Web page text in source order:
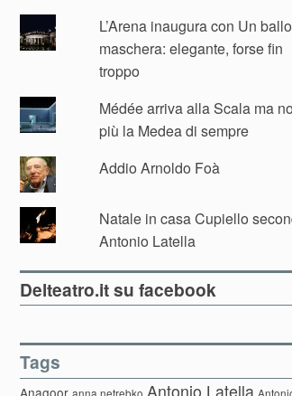
L’Arena inaugura con Un
maschera: elegante, forse fin
troppo
Médée arriva alla Scala ma
più la Medea di sempre
Addio Arnoldo Foà
Natale in casa Cupiello
Antonio Latella
Delteatro.it su facebook
Tags
Anagoor anna netrebko Antonio Latella